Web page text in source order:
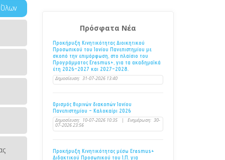
Πρόσφατα Νέα
Προκήρυξη Κινητικότητας Διοικητικού
Προσωπικού του Ιονίου Πανεπιστημίου με
σκοπό την επιμόρφωση, στο πλαίσιο του
Προγράμματος Erasmus+, για τα ακαδημαϊκά
έτη 2026–2027 και 2027–2028.
Δημοσίευση: 31-07-2026 13:40
Ορισμός θερινών διακοπών Ιονίου
Πανεπιστημίου - Καλοκαίρι 2026
Δημοσίευση: 10-07-2026 10:35 | Ενημέρωση: 30-
07-2026 23:56
Προκήρυξη Κινητικότητας μέσω Erasmus+
Διδακτικού Προσωπικού του Ι.Π. για